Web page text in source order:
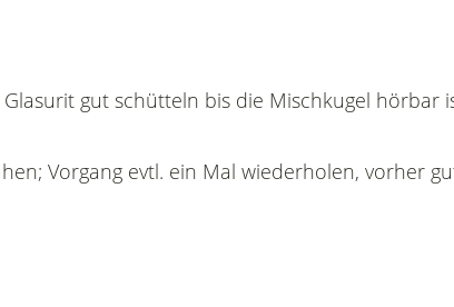
Glasurit gut schütteln bis die Mischkugel
Vorgang evtl. ein Mal wiederholen, vorher